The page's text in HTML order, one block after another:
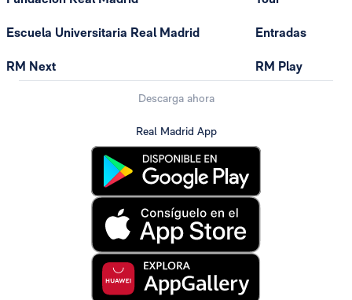
Escuela Universitaria Real Madrid
RM Next
Entradas
RM Play
Descarga ahora
Real Madrid App